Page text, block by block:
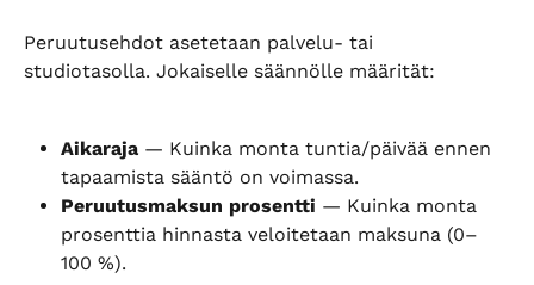
Peruutusehdot asetetaan palvelu- tai
studiotasolla. Jokaiselle säännölle määrität:
Aikaraja — Kuinka monta tuntia/päivää ennen
tapaamista sääntö on voimassa.
Peruutusmaksun prosentti — Kuinka monta
prosenttia hinnasta veloitetaan maksuna (0–
100 %).